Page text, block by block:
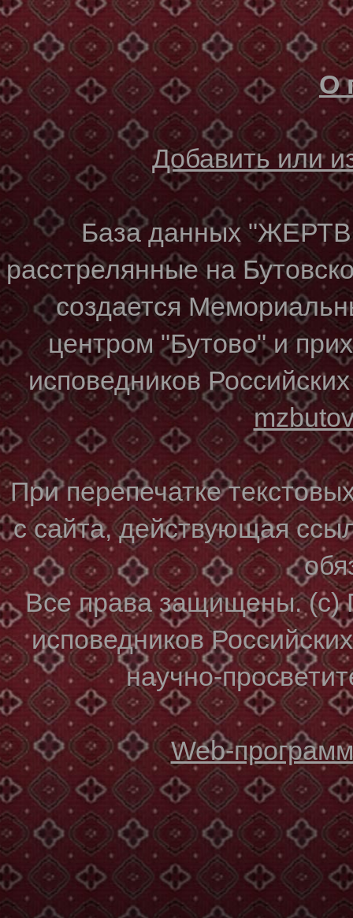
О
Добавить или
База данных
расстрелянные на
создается
центром "Бутово" и
исповедников
При перепечатке
с сайта, действующая
Все права защищены. (с)
исповедников
научно-
Web-